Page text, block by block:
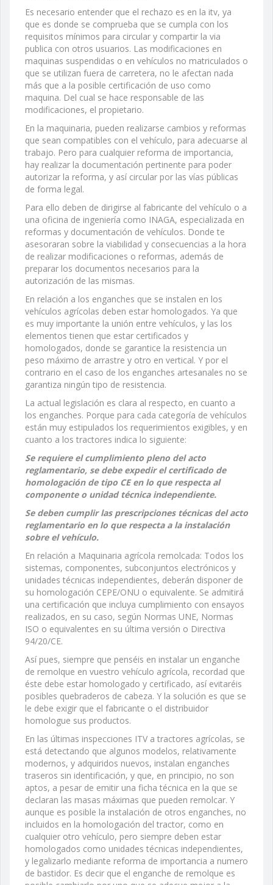
Es necesario entender que el rechazo es en la itv, ya
que es donde se comprueba que se cumpla con los
requisitos mínimos para circular y compartir la via
publica con otros usuarios. Las modificaciones en
maquinas suspendidas o en vehículos no matriculados o
que se utilizan fuera de carretera, no le afectan nada
más que a la posible certificación de uso como
maquina. Del cual se hace responsable de las
modificaciones, el propietario.
En la maquinaria, pueden realizarse cambios y reformas
que sean compatibles con el vehículo, para adecuarse al
trabajo. Pero para cualquier reforma de importancia,
hay realizar la documentación pertinente para poder
autorizar la reforma, y así circular por las vías públicas
de forma legal.
Para ello deben de dirigirse al fabricante del vehículo o a
una oficina de ingeniería como INAGA, especializada en
reformas y documentación de vehículos. Donde te
asesoraran sobre la viabilidad y consecuencias a la hora
de realizar modificaciones o reformas, además de
preparar los documentos necesarios para la
autorización de las mismas.
En relación a los enganches que se instalen en los
vehículos agrícolas deben estar homologados. Ya que
es muy importante la unión entre vehículos, y las los
elementos tienen que estar certificados y
homologados, donde se garantice la resistencia un
peso máximo de arrastre y otro en vertical. Y por el
contrario en el caso de los enganches artesanales no se
garantiza ningún tipo de resistencia.
La actual legislación es clara al respecto, en cuanto a
los enganches. Porque para cada categoría de vehículos
están muy estipulados los requerimientos exigibles, y en
cuanto a los tractores indica lo siguiente:
Se requiere el cumplimiento pleno del acto
reglamentario, se debe expedir el certificado de
homologación de tipo CE en lo que respecta al
componente o unidad técnica independiente.
Se deben cumplir las prescripciones técnicas del acto
reglamentario en lo que respecta a la instalación
sobre el vehículo.
En relación a Maquinaria agrícola remolcada: Todos los
sistemas, componentes, subconjuntos electrónicos y
unidades técnicas independientes, deberán disponer de
su homologación CEPE/ONU o equivalente. Se admitirá
una certificación que incluya cumplimiento con ensayos
realizados, en su caso, según Normas UNE, Normas
ISO o equivalentes en su última versión o Directiva
94/20/CE.
Así pues, siempre que penséis en instalar un enganche
de remolque en vuestro vehículo agrícola, recordad que
éste debe estar homologado y certificado, así evitaréis
posibles quebraderos de cabeza. Y la solución es que se
le debe exigir que el fabricante o el distribuidor
homologue sus productos.
En las últimas inspecciones ITV a tractores agrícolas, se
está detectando que algunos modelos, relativamente
modernos, y adquiridos nuevos, instalan enganches
traseros sin identificación, y que, en principio, no son
aptos, a pesar de emitir una ficha técnica en la que se
declaran las masas máximas que pueden remolcar. Y
aunque es posible la instalación de otros enganches, no
incluidos en la homologación del tractor, como en
cualquier otro vehículo, pero siempre deben estar
homologados como unidades técnicas independientes,
y legalizarlo mediante reforma de importancia a numero
de bastidor. Es decir que el enganche de remolque es